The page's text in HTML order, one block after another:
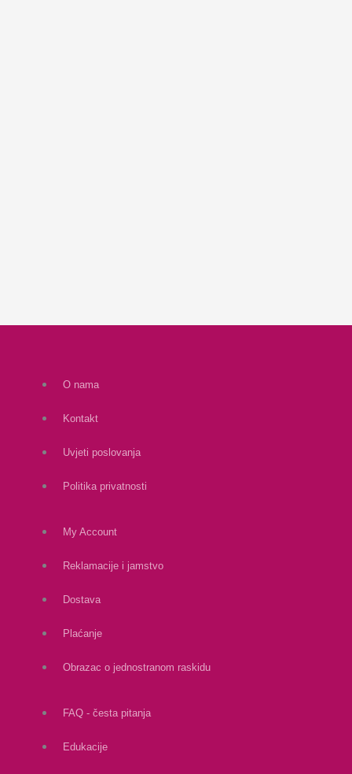
O nama
Kontakt
Uvjeti poslovanja
Politika privatnosti
My Account
Reklamacije i jamstvo
Dostava
Plaćanje
Obrazac o jednostranom raskidu
FAQ - česta pitanja
Edukacije